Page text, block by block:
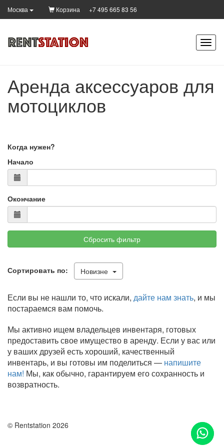
Москва Корзина +7 495 665 83 56
Аренда аксессуаров для
мотоциклов
Когда нужен?
Начало
Окончание
Сбросить фильтр
Сортировать по: Новизне
Если вы не нашли то, что искали, дайте нам знать, и мы
постараемся вам помочь.
Мы активно ищем владельцев инвентаря, готовых
предоставить свое имущество в аренду. Если у вас или
у ваших друзей есть хороший, качественный
инвентарь, и вы готовы им поделиться — напишите
нам! Мы, как обычно, гарантируем его сохранность и
возвратность.
© Rentstation 2026